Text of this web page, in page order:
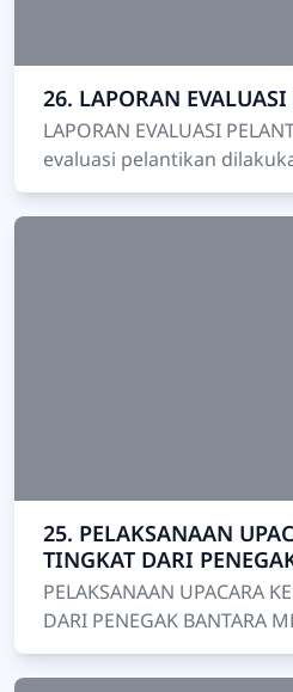
26. LAPORAN
LAPORAN EVALUASI PELANTIKAN
evaluasi pelantikan
Penegak dengan bantuan
mencakup beberapa
25. PELAKSANAAN
TINGKAT DARI
MENJADI PENEGAK
PELAKSANAAN UPACARA
DARI PENEGAK BANTARA
LAKSANA Pelaksanaan upacara kenaikan tingkat
dari Penegak Bantara